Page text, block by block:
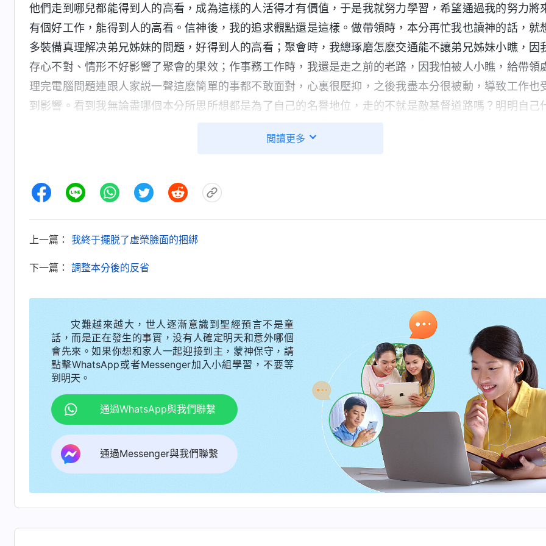
他們走到哪兒都能得到人的高看，成為這樣的人活得才有價值，于是我就努力學習，希望通過我的努力將
有個好工作，能得到人的高看。信神後，我的追求觀點還是這樣。做帶領時，本分再忙我也讀神的話，就
多裝備真理解决弟兄姊妹的問題，好得到人的高看；聚會時，我總琢磨怎麽交通能不讓弟兄姊妹小瞧，因
存心不對、情形不好影響了聚會的果效；作事務工作時，我還是走之前的老路，因我怕被人小瞧，給帶領
理完電腦問題連跟人家説一聲這麽簡單的事都不敢面對，心裏很壓抑，之後我盡本分很被動，導致工作也
到影響。看到我無論盡哪個本分所思所想都是為了自己的名譽地位，走的不就是敵基督道路嗎？明明自己
面地位，得不到就消極難受，盡本分也没勁了。名譽地位真是把我捆綁得結結實實，支配着我每一天的生
中追求真理達到性情變化，可我不脚踏實地地盡本分，不好好在追求真理上下功夫，總追求名譽地位想讓人
高看，失去臉面地位就拿本分撒氣，盡本分不負責任，我這是在悖逆神、抵擋神哪！現在我才看清楚，一味
地追求名利地位真是太危險了，一旦觸及自己的名利地位就會抵觸、埋怨，盡本分消極被動，給工作帶來
失，如果我再這樣頑固地追求下去最終只能被神厭弃淘汰。諾依，你知道嗎？認識到這些的時候我感到後
怕，我不能再繼續沿着錯誤的道路追求下去了，得好好珍惜神給我盡本分的機會。
没有辨别是非的能力，不具備領受真理的能力，那你千萬别放縱自己的野心欲望，别琢磨怎麽追求在教會裏
當官做帶領，帶領不是那麽好當的。如果你不是誠實人、不是喜愛真理的人，一旦做了帶領，你不是敵基督
也是假帶領。……如果你對教會工作有負擔，想參與教會工作，這是好事，但要反省自己是否明白真理、是否
能交通真理解决問題、能不能真實順服神的作工、能不能按工作安排作好教會工作，如果這幾條能達到就可
以參選帶領工人。我説這話的意思就是人起碼得有自知之明，先看看自己會不會分辨人、能否明白真理按
則辦事，如果這些要求能達到就適合做帶領工人了。如果你自己衡量不出來，可以問問周圍跟你熟悉、知心
的人，如果大家説你的素質够不上做帶領的條件，你把自己現在的本職工作作好就不錯了，那你就趕緊認識
自己，你素質差就别總想做帶領了，能做點什麽就做點什麽，脚踏實地地盡好自己的本分求個心安理得這
不錯。如果你能做帶領，你真有那個素質才幹、有工作能力，也有負擔，神家正缺少這樣的人才，肯定提
培養你，但什麽事都有神的時候。你有這份願望想被提拔這不是野心，但你得具備做帶領的素質、條件。你
如果素質差還總想做帶領，總想擔點重擔，總想負責全面工作，總想出頭露面，我告訴你，這是野心。有
心能帶來禍患，要防備野心。人都有上進心，都願意往真理上够，這没有問題。有些人有素質，具備做帶
閲讀更多
上一篇： 我終于擺脱了虚榮臉面的捆綁
下一篇： 調整本分後的反省
灾難越來越大，世人逐漸意識到聖經預言不是童
話，而是正在發生的事實，没有人確定明天和意外哪個
會先來。如果你想和家人一起迎接到主，蒙神保守，請
點擊WhatsApp或者Messenger加入小組學習，不要等
到明天。
通過WhatsApp與我們聯繫
通過Messenger與我們聯繫